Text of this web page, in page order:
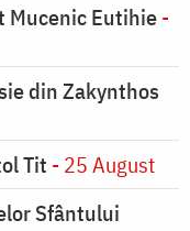
Mucenic Eutihie-
din Zakynthos
Tit - 25 August
Sfântului